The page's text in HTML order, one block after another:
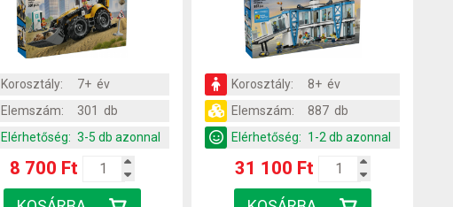
Korosztály:
7+ év
Elemszám:
301 db
Elérhetőség: 3-5 db azonnal
8 700 Ft
Korosztály:
8+ év
Elemszám:
887 db
Elérhetőség: 1-2 db azonnal
31 100 Ft